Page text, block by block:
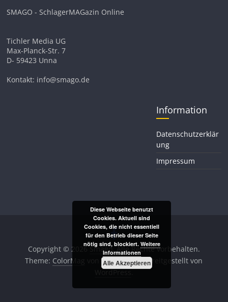
SMAGO - SchlagerMAGazin Online
Tichler Media UG
Max-Planck-Str. 7
D- 59423 Unna
Kontakt: info@smago.de
Information
Datenschutzerklär
ung
Impressum
Copyright © 2026Smago. Alle Rechte vorbehalten.
Theme: ColorMag
von ThemeGrill. Bereitgestellt von
WordPress.
Diese Webseite benutzt
Cookies. Aktuell sind
Cookies, die nicht essentiell
für den Betrieb dieser Seite
nötig sind, blockiert. Weitere
Informationen
Alle Akzeptieren